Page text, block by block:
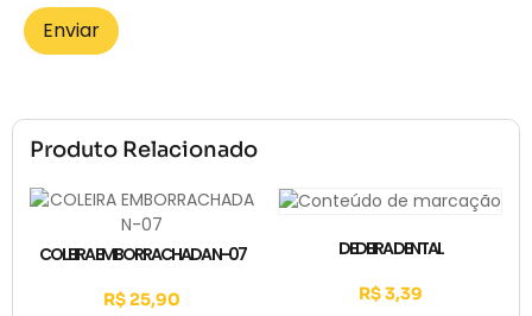
Produto Relacionado
COLEIRA EMBORRACHADA N-07
R$25,90
DEDEIRA DENTAL
R$3,39